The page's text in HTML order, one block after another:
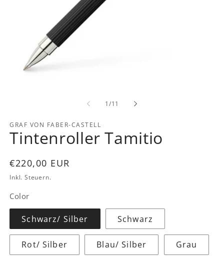
1 /von
11
GRAF VON FABER-CASTELL
Tintenroller Tamitio
Normaler
Preis
€220,00 EUR
Inkl. Steuern.
Color
Schwarz/ Silber Schwarz
Rot/ Silber Blau/ Silber Grau